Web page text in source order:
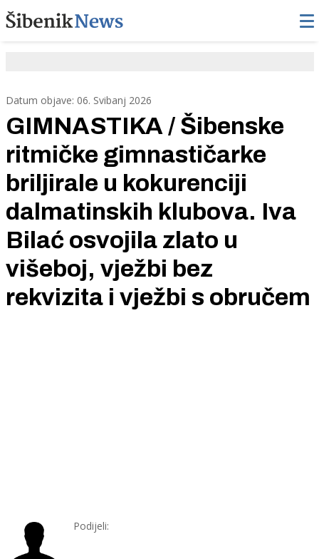
Datum objave: 06. Svibanj 2026
GIMNASTIKA / Šibenske
ritmičke gimnastičarke
briljirale u kokurenciji
dalmatinskih klubova. Iva
Bilać osvojila zlato u
višeboj, vježbi bez
rekvizita i vježbi s obručem
Podijeli: